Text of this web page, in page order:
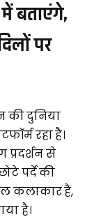
बताएंगे,
पर
की दुनिया
रहा है।
से
पर्दे की
कलाकार हैं,
है।